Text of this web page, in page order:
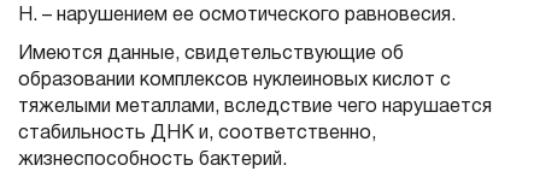
H. – нарушением ее осмотического равновесия.
Имеются данные, свидетельствующие об
образовании комплексов нуклеиновых кислот с
тяжелыми металлами, вследствие чего нарушается
стабильность ДНК и, соответственно,
жизнеспособность бактерий.